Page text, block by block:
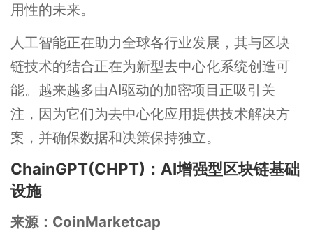
用性的未来。
人工智能正在助力全球各行业发展，其与区块
链技术的结合正在为新型去中心化系统创造可
能。越来越多由AI驱动的加密项目正吸引关
注，因为它们为去中心化应用提供技术解决方
案，并确保数据和决策保持独立。
ChainGPT(CHPT)：AI增强型区块链基础
设施
来源： CoinMarketcap